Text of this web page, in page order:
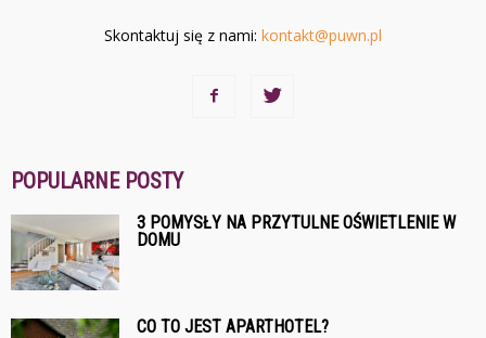
Skontaktuj się z nami: kontakt@puwn.pl
POPULARNE POSTY
3 POMYSŁY NA PRZYTULNE OŚWIETLENIE W
DOMU
CO TO JEST APARTHOTEL?